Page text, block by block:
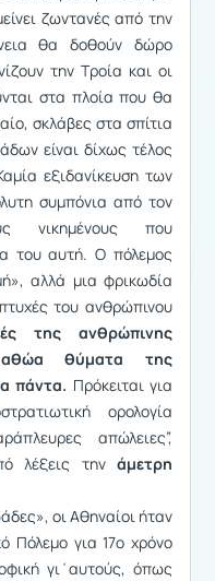
ζωντανές από την
θα δοθούν δώρο
την Τροία και οι
στα πλοία που θα
σκλάβες στα σπίτια
είναι δίχως τέλος
εξιδανίκευση των
συμπόνια από τον
νικημένους που
του αυτή. Ο πόλεμος
αλλά μια φρικωδία
του ανθρώπινου
της ανθρώπινης
θύματα της
πάντα. Πρόκειται για
ορολογία
απώλειες”,
λέξεις την άμετρη
οι Αθηναίοι ήταν
Πόλεμο για 17ο χρόνο
γι΄αυτούς, όπως